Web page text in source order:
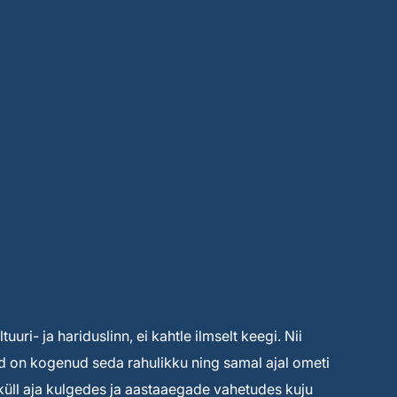
ja hariduslinn, ei kahtle ilmselt keegi. Nii
kogenud seda rahulikku ning samal ajal ometi
aja kulgedes ja aastaaegade vahetudes kuju